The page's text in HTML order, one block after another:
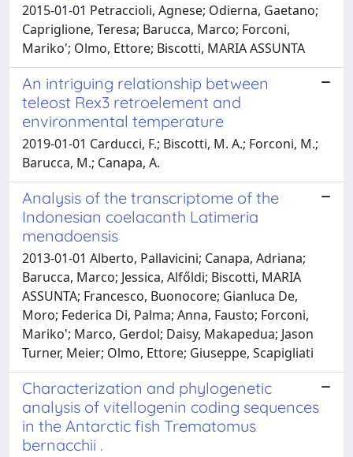
2015-01-01 Petraccioli, Agnese; Odierna, Gaetano;
Capriglione, Teresa; Barucca, Marco; Forconi,
Mariko'; Olmo, Ettore; Biscotti, MARIA ASSUNTA
An intriguing relationship between
teleost Rex3 retroelement and
environmental temperature
2019-01-01 Carducci, F.; Biscotti, M. A.; Forconi, M.;
Barucca, M.; Canapa, A.
Analysis of the transcriptome of the
Indonesian coelacanth Latimeria
menadoensis
2013-01-01 Alberto, Pallavicini; Canapa, Adriana;
Barucca, Marco; Jessica, Alfőldi; Biscotti, MARIA
ASSUNTA; Francesco, Buonocore; Gianluca De,
Moro; Federica Di, Palma; Anna, Fausto; Forconi,
Mariko'; Marco, Gerdol; Daisy, Makapedua; Jason
Turner, Meier; Olmo, Ettore; Giuseppe, Scapigliati
Characterization and phylogenetic
analysis of vitellogenin coding sequences
in the Antarctic fish Trematomus
bernacchii .